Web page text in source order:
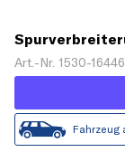
Art.-Nr. 1530-16446
Fahrzeug